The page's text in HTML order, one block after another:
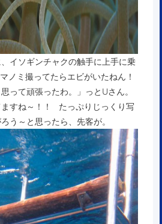
イソギンチャクの触手に上手に乗
ノミ撮ってたらエビがいたねん！
って頑張ったわ。」っとUさん。
ますね～！！ たっぷりじっくり写
う～と思ったら、先客が。